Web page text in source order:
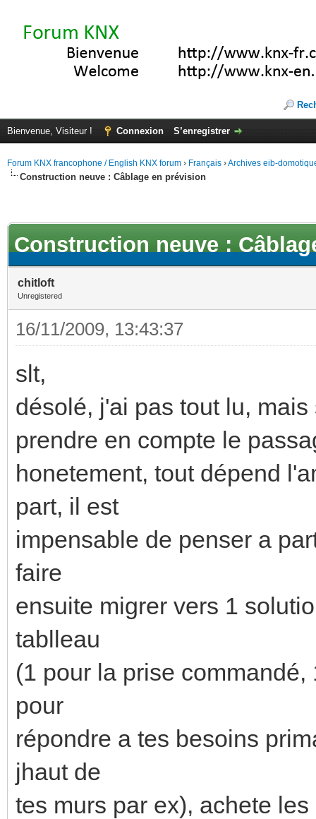
Bienvenue, Visiteur ! Connexion S’enregistrer
Forum KNX francophone / English KNX forum › Français ›Archives eib-
Construction neuve : Câblage en prévision
Construction neuve :
chitloft
Unregistered
16/11/2009, 13:43:37
slt,
désolé, j'ai pas tout lu,
prendre en compte le
honetement, tout dépend
part, il est
impensable de penser a
faire
ensuite migrer vers 1
tablleau
(1 pour la prise
pour
répondre a tes besoins
jhaut de
tes murs par ex), achete